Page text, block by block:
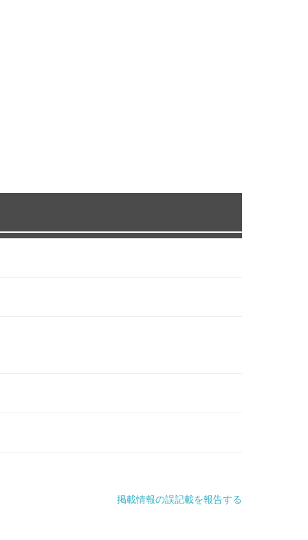
掲載情報の誤記載を報告する